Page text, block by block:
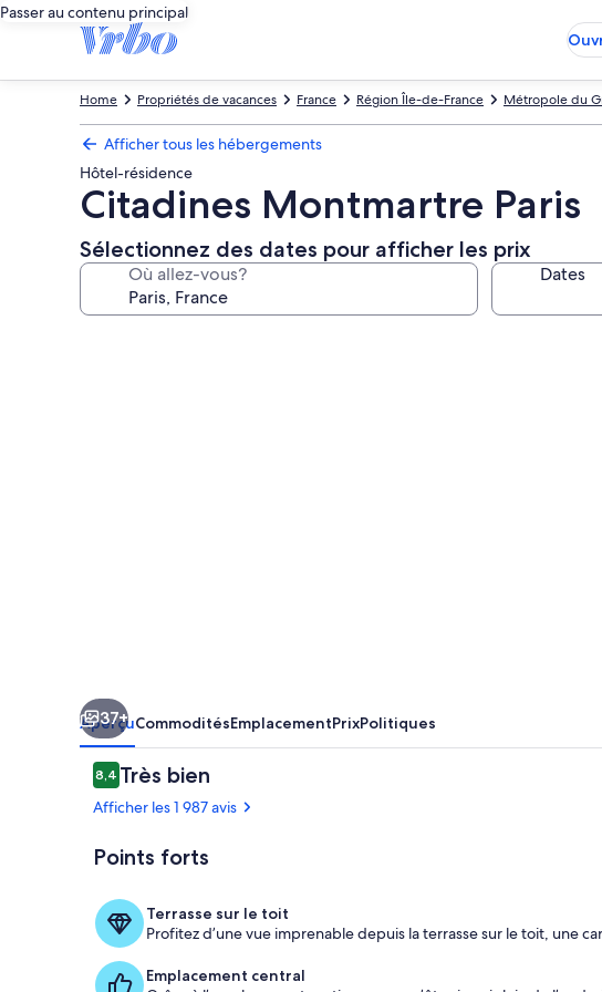
Passer au contenu principal
Métropole du
Région Île-de-France
France
Propriétés de vacances
Home
Afficher tous les hébergements
Hôtel-résidence
Citadines Montmartre Paris
Sélectionnez des dates pour afficher les prix
Où allez-vous? Dates
37+
AperçuCommoditésEmplacementPrixPolitiques
Avis
8,48,4 sur 10 –
Très bien
Afficher les 1 987 avis
Points forts
Terrasse sur le toit
Profitez d’une vue imprenable depuis la terrasse sur le toit, une
Emplacement central